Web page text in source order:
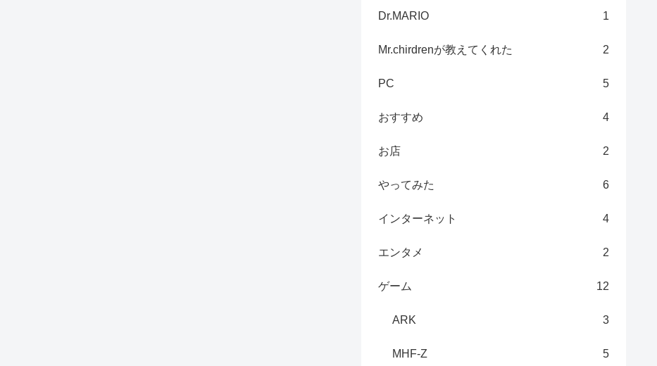
Dr.MARIO 1
Mr.chirdrenが教えてくれた 2
PC 5
おすすめ 4
お店 2
やってみた 6
インターネット 4
エンタメ 2
ゲーム 12
ARK 3
MHF-Z 5